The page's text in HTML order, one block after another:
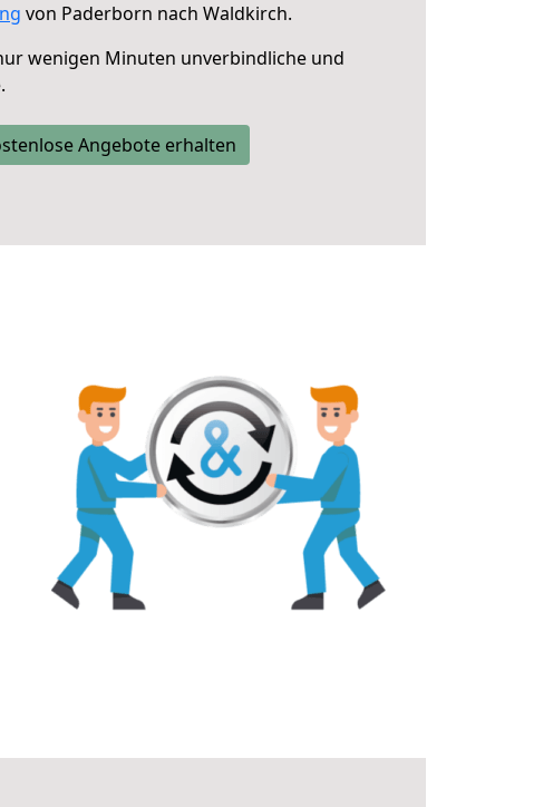
von Paderborn nach Waldkirch.
wenigen Minuten unverbindliche und
Angebote erhalten